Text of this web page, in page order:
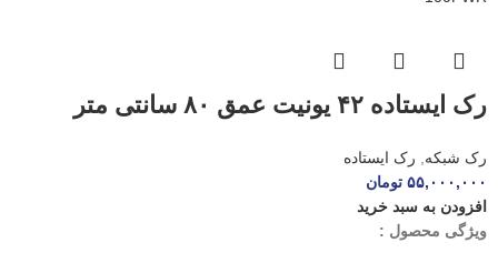
رک ایستاده ۴۲ یونیت عمق ۸۰ سانتی متر
رک شبکه, رک ایستاده
۵۵,۰۰۰,۰۰۰ تومان
افزودن به سبد خرید
ویژگی محصول :